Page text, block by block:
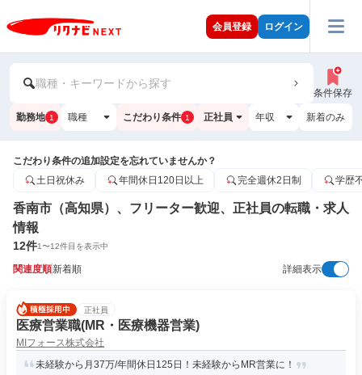
会員登録 ログイン
職種・キーワードから探す
条件保存
勤務地 1 職種 こだわり条件 1 正社員 年収 新着のみ
こだわり条件の追加設定を忘れていませんか？
土日祝休み
年間休日120日以上 完全週休2日制 学歴
香南市（高知県）、フリーター歓迎、正社員の転職・求人
情報
12件1〜12件目を表示中
関連度順新着順 詳細表示
正社員
医療営業職(MR・医療機器営業)
MIフォース株式会社
未経験から月37万/年間休日125日！未経験からMR営業に！